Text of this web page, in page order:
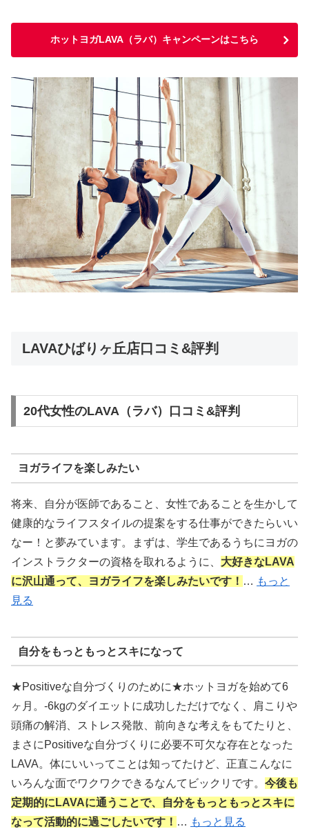
ホットヨガLAVA（ラバ）キャンペーンはこちら
LAVAひばりヶ丘店口コミ&評判
20代女性のLAVA（ラバ）口コミ&評判
ヨガライフを楽しみたい
将来、自分が医師であること、女性であることを生かして
健康的なライフスタイルの提案をする仕事ができたらいい
なー！と夢みています。まずは、学生であるうちにヨガの
インストラクターの資格を取れるように、 大好きなLAVA
に沢山通って、ヨガライフを楽しみたいです！ … もっと
見る
自分をもっともっとスキになって
★Positiveな自分づくりのために★ホットヨガを始めて6
ヶ月。-6kgのダイエットに成功しただけでなく、肩こりや
頭痛の解消、ストレス発散、前向きな考えをもてたりと、
まさにPositiveな自分づくりに必要不可欠な存在となった
LAVA。体にいいってことは知ってたけど、正直こんなに
いろんな面でワクワクできるなんてビックリです。 今後も
定期的にLAVAに通うことで、自分をもっともっとスキに
なって活動的に過ごしたいです！ … もっと見る